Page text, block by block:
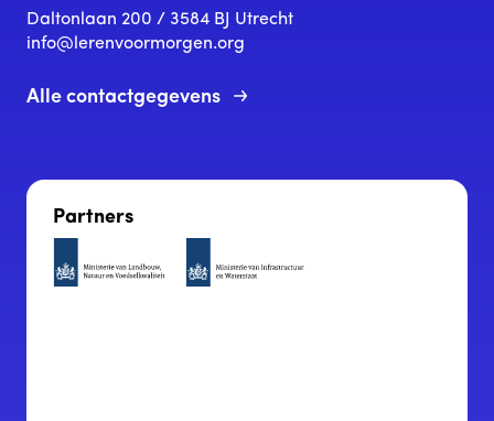
Daltonlaan 200 / 3584 BJ Utrecht
info@lerenvoormorgen.org
Alle contactgegevens
Partners